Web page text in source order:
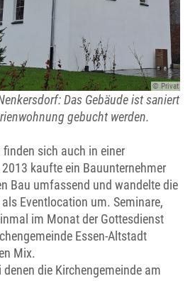
© Privat
Das Gebäude ist saniert
gebucht werden.
sich auch in einer
kaufte ein Bauunternehmer
Bau umfassend und wandelte die
Eventlocation um. Seminare,
im Monat der Gottesdienst
Essen-Altstadt
Mix.
die Kirchengemeinde am